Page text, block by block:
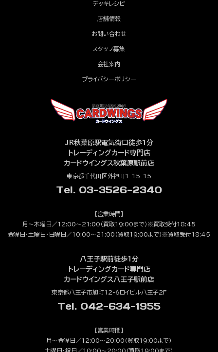
デッキレシピ
店舗情報
お問い合わせ
スタッフ募集
会社案内
プライバシーポリシー
JR秋葉原駅電気街口徒歩1分
トレーディングカード専門店
カードウイングス秋葉原駅前店
東京都千代田区外神田1-15-15
Tel. 03-3526-2340
【営業時間】
月～木曜日／12:00～21:00（買取19:00まで）※買取受付18:45
金曜日・土曜日・日曜日／10:00～21:00（買取19:00まで）※買取受付18:45
八王子駅前徒歩1分
トレーディングカード専門店
カードウイングス八王子駅前店
東京都八王子市旭町12-6ロイビル八王子2F
Tel. 042-634-1955
【営業時間】
月～金曜日／12:00～20:00（買取19:00まで）
土曜日・祝日／10:00～20:00（買取19:00まで）